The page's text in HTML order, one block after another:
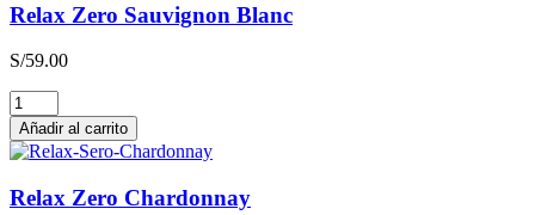
Relax Zero Sauvignon Blanc
S/59.00
Relax
Zero
Sauvignon
Blanc
cantidad
Añadir al carrito
Relax Zero Chardonnay